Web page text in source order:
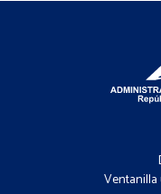
Ventanilla